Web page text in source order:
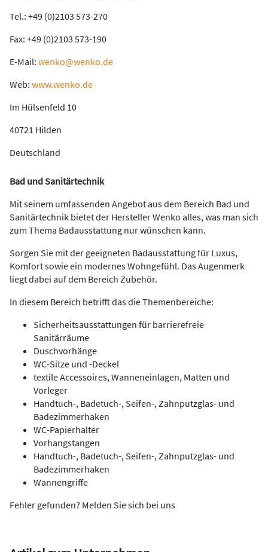
Tel.: +49 (0)2103 573-270
Fax: +49 (0)2103 573-190
E-Mail: wenko@wenko.de
Web: www.wenko.de
Im Hülsenfeld 10
40721 Hilden
Deutschland
Bad und Sanitärtechnik
Mit seinem umfassenden Angebot aus dem Bereich Bad und
Sanitärtechnik bietet der Hersteller Wenko alles, was man sich
zum Thema Badausstattung nur wünschen kann.
Sorgen Sie mit der geeigneten Badausstattung für Luxus,
Komfort sowie ein modernes Wohngefühl. Das Augenmerk
liegt dabei auf dem Bereich Zubehör.
In diesem Bereich betrifft das die Themenbereiche:
Sicherheitsausstattungen für barrierefreie
Sanitärräume
Duschvorhänge
WC-Sitze und -Deckel
textile Accessoires, Wanneneinlagen, Matten und
Vorleger
Handtuch-, Badetuch-, Seifen-, Zahnputzglas- und
Badezimmerhaken
WC-Papierhalter
Vorhangstangen
Handtuch-, Badetuch-, Seifen-, Zahnputzglas- und
Badezimmerhaken
Wannengriffe
Fehler gefunden? Melden Sie sich bei uns